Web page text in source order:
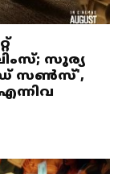
സൂര്യ
സൺസ്',